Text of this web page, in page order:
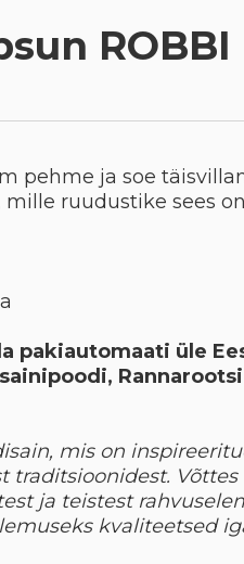
ROBBI
pehme ja soe
ruudustike sees
pakiautomaati üle
Rannarootsi
mis on
traditsioonidest. Võttes
ja teistest
kvaliteetsed